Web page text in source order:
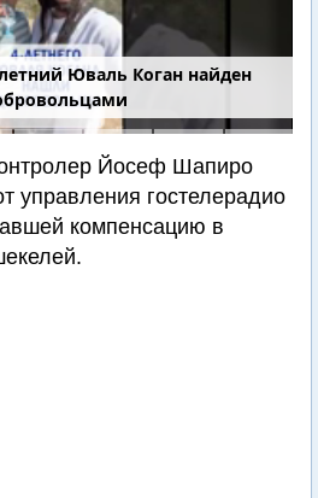
Юваль Коган найден
Йосеф Шапиро
управления гостелерадио
компенсацию в